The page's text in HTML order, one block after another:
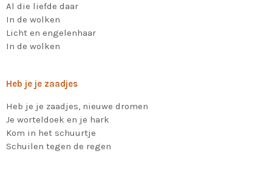
Al die liefde daar
In de wolken
Licht en engelenhaar
In de wolken
Heb je je zaadjes
Heb je je zaadjes, nieuwe dromen
Je worteldoek en je hark
Kom in het schuurtje
Schuilen tegen de regen